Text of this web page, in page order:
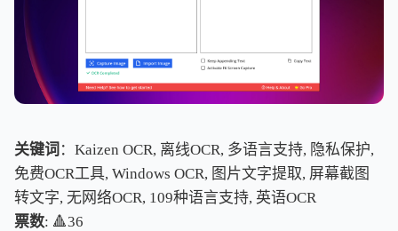
关键词 ：Kaizen OCR, 离线OCR, 多语言支持, 隐私保护,
免费OCR工具, Windows OCR, 图片文字提取, 屏幕截图
转文字, 无网络OCR, 109种语言支持, 英语OCR
票数: 🔺36